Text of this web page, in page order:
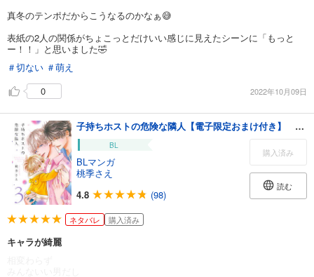
真冬のテンポだからこうなるのかなぁ😅
表紙の2人の関係がちょこっとだけいい感じに見えたシーンに「もっと
ー！！」と思いました🤣
＃切ない ＃萌え
0
2022年10月09日
子持ちホストの危険な隣人【電子限定おまけ付き】 ３巻
BL
BLマンガ
桃季さえ
4.8
(98)
購入済み
読む
ネタバレ 購入済み
キャラが綺麗